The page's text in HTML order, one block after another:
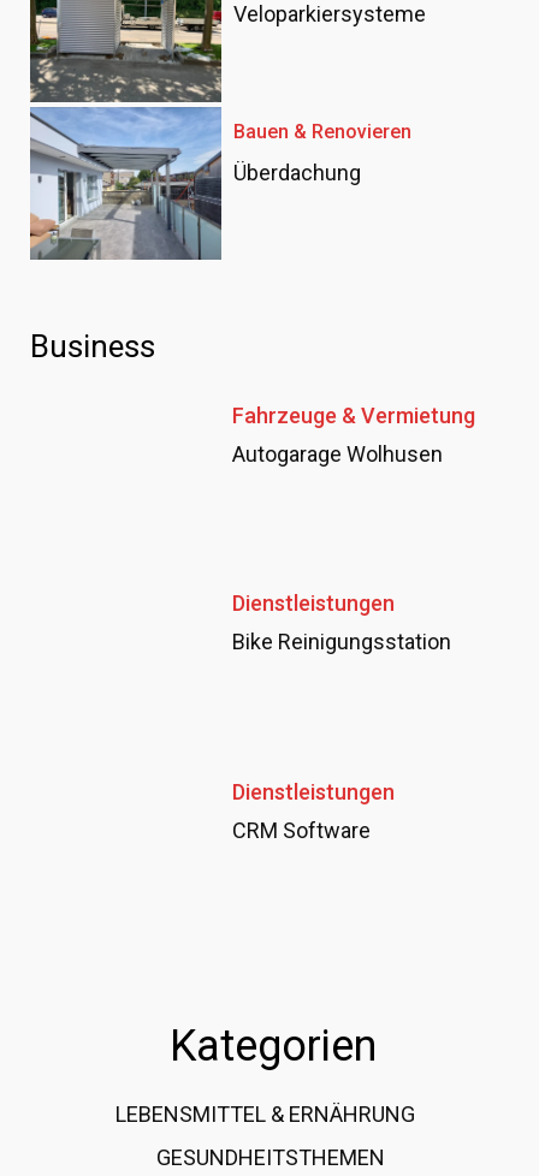
Veloparkiersysteme
Bauen & Renovieren
Überdachung
Business
Fahrzeuge & Vermietung
Autogarage Wolhusen
Dienstleistungen
Bike Reinigungsstation
Dienstleistungen
CRM Software
Kategorien
LEBENSMITTEL & ERNÄHRUNG
GESUNDHEITSTHEMEN